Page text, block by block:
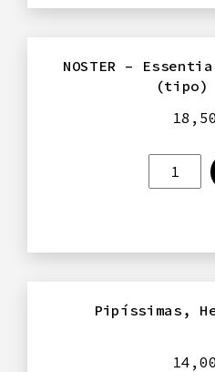
de
Bonito
em
NOSTER –
(tipo)
de
Queijo
(tipo)
Pipíssimas,